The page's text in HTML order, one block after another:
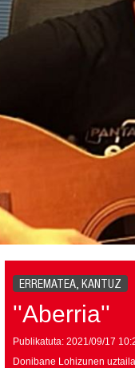
ERREMATEA, KANTUZ
''Aberria''
Publikatuta: 2021/09/17
Donibane Lohizunen